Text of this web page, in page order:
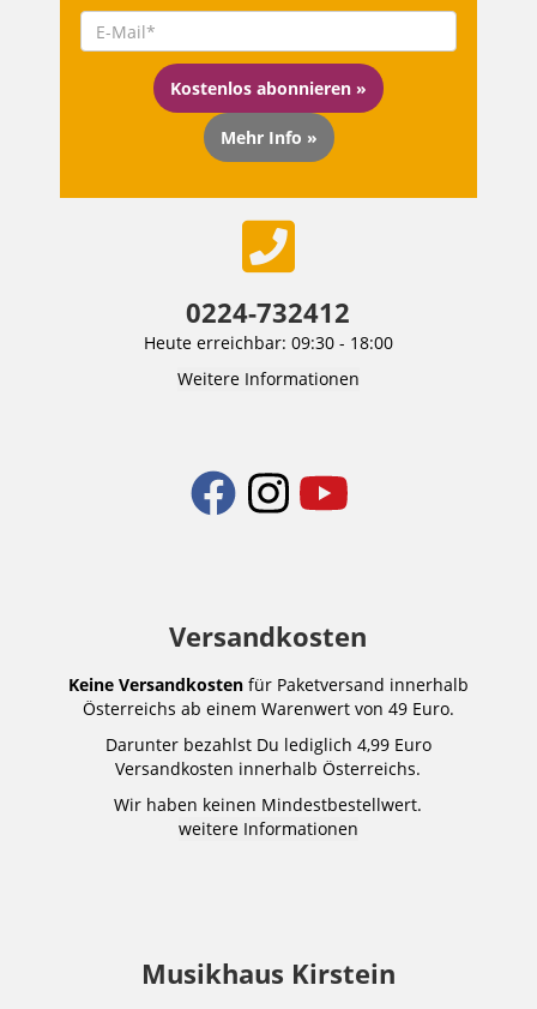
Kostenlos abonnieren »
Mehr Info »
0224-732412
Heute erreichbar: 09:30 - 18:00
Weitere Informationen
Versandkosten
Keine Versandkostenfür Paketversand innerhalb
Österreichs ab einem Warenwert von 49 Euro.
Darunter bezahlst Du lediglich 4,99 Euro
Versandkosten innerhalb Österreichs.
Wir haben keinen Mindestbestellwert.
weitere Informationen
Musikhaus Kirstein